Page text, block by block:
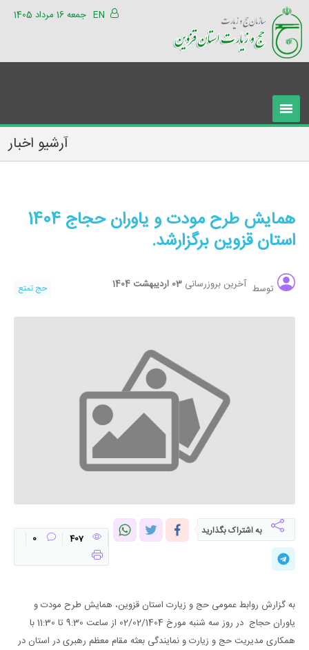
جمعه 16 مرداد 1405 EN
آرشیو اخبار
همایش طرح مودت و یاوران حجاج 1404
استان قزوین برگزارشد.
توسط آخرین بروزرسانی 03 اردیبهشت 1404 حج تمتع
به اشتراک بگذارید
407
0
به گزارش روابط عمومی حج و زیارت استان قزوین، همایش طرح مودت و
یاوران حجاج در روز سه شنبه مورخ 02/02/1404 از ساعت 9:30 تا 11:30 با
همکاری مدیریت حج و زیارت و نمایندگی بعثه مقام معظم رهبری در استان در